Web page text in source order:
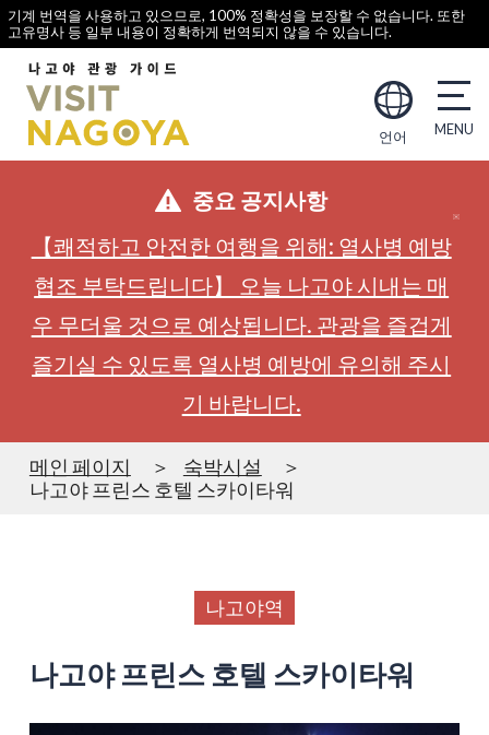
기계 번역을 사용하고 있으므로, 100% 정확성을 보장할 수 없습니다. 또한
고유명사 등 일부 내용이 정확하게 번역되지 않을 수 있습니다.
언어
중요 공지사항
【쾌적하고 안전한 여행을 위해: 열사병 예방
협조 부탁드립니다】 오늘 나고야 시내는 매
우 무더울 것으로 예상됩니다. 관광을 즐겁게
즐기실 수 있도록 열사병 예방에 유의해 주시
기 바랍니다.
메인 페이지
숙박시설
나고야 프린스 호텔 스카이타워
나고야역
나고야 프린스 호텔 스카이타워